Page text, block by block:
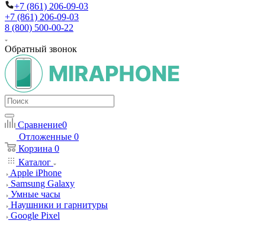
+7 (861) 206-09-03
+7 (861) 206-09-03
8 (800) 500-00-22
Обратный звонок
Сравнение0
Отложенные 0
Корзина 0
Каталог
Apple iPhone
Samsung Galaxy
Умные часы
Наушники и гарнитуры
Google Pixel